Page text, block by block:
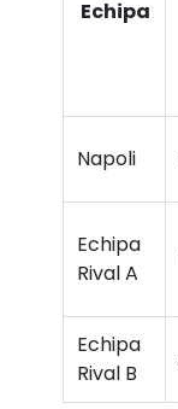
Echipa
Napoli
Echipa
Rival A
Echipa
Rival B